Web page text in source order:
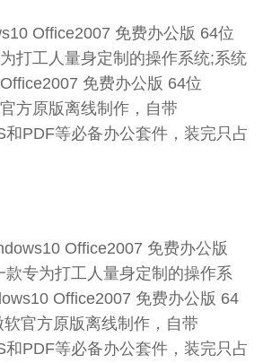
Office2007 免费办公版 64位
打工人量身定制的操作系统;系统
免费办公版 64位
方原版离线制作，自带
和PDF等必备办公套件，装完只占
Office2007 免费办公版
款专为打工人量身定制的操作系
Office2007 免费办公版 64
官方原版离线制作，自带
和PDF等必备办公套件，装完只占